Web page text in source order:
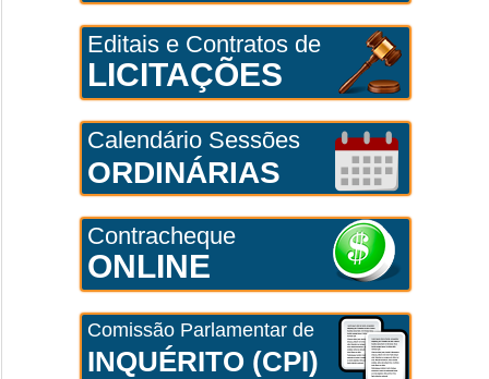
Editais e Contratos de
LICITAÇÕES
Calendário Sessões
ORDINÁRIAS
Contracheque
ONLINE
Comissão Parlamentar de
INQUÉRITO (CPI)